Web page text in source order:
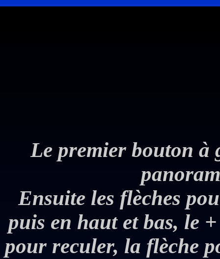
Le premier bouton à
Ensuite les flèches
puis en haut et bas, le
pour reculer, la flèche